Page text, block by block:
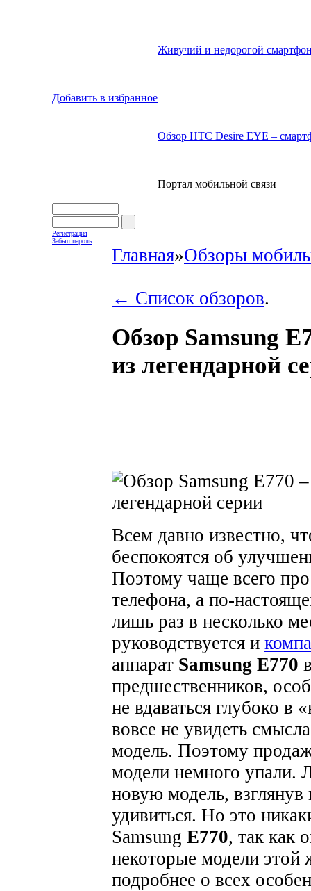
Добавить в избранное
Живучий и недорогой
Обзор HTC Desire EYE –
Портал мобильной связи
Регистрация
Забыл пароль
Главная»Обзоры
← Список обзоров.
Обзор Samsung
из легендарной
Всем давно известно,
беспокоятся об
Поэтому чаще всего
телефона, а по-
лишь раз в несколько
руководствуется и
аппарат Samsung E770
предшественников,
не вдаваться глубоко в
вовсе не увидеть
модель. Поэтому
модели немного упали.
новую модель,
удивиться. Но это
Samsung E770, так как
некоторые модели
подробнее о всех